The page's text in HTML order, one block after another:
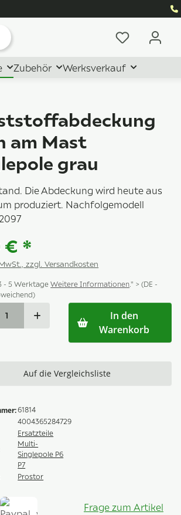
Zubehör Werksverkauf
am Mast
grau
Die Abdeckung wird heute aus
produziert. Nachfolgemodell
€ *
zzgl. Versandkosten
- 5 WerktageWeitere Informationen." > (DE -
In den
Warenkorb
Auf die Vergleichsliste
61814
4004365284729
Ersatzteile
Multi-
Singlepole P6
P7
Prostor
Frage zum Artikel